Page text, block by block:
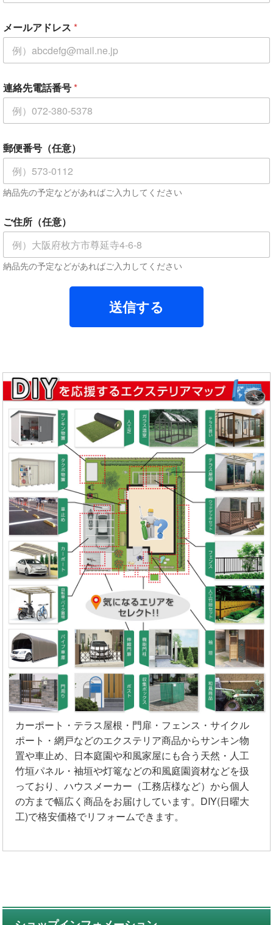
メールアドレス *
絡
先
話
号
郵
番
号
任
意
住
所
連絡先電話番号*
郵便番号（任意）
納品先の予定などがあればご入力してください
ご住所（任意）
納品先の予定などがあればご入力してください
送信する
カーポート・テラス屋根・門扉・フェンス・サイクル
ポート・網戸などのエクステリア商品からサンキン物
置や車止め、日本庭園や和風家屋にも合う天然・人工
竹垣パネル・袖垣や灯篭などの和風庭園資材などを扱
っており、ハウスメーカー（工務店様など）から個人
の方まで幅広く商品をお届けしています。DIY(日曜大
工)で格安価格でリフォームできます。